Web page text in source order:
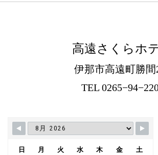
高遠さくらホ
伊那市高遠町勝間
TEL
日 月 火 水 木 金 土